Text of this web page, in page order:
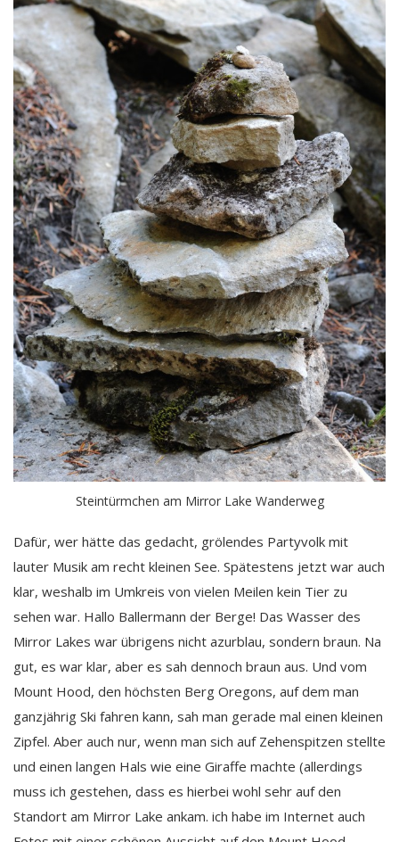
Steintürmchen am Mirror Lake Wanderweg
Dafür, wer hätte das gedacht, grölendes Partyvolk mit
lauter Musik am recht kleinen See. Spätestens jetzt war auch
klar, weshalb im Umkreis von vielen Meilen kein Tier zu
sehen war. Hallo Ballermann der Berge! Das Wasser des
Mirror Lakes war übrigens nicht azurblau, sondern braun. Na
gut, es war klar, aber es sah dennoch braun aus. Und vom
Mount Hood, den höchsten Berg Oregons, auf dem man
ganzjährig Ski fahren kann, sah man gerade mal einen kleinen
Zipfel. Aber auch nur, wenn man sich auf Zehenspitzen stellte
und einen langen Hals wie eine Giraffe machte (allerdings
muss ich gestehen, dass es hierbei wohl sehr auf den
Standort am Mirror Lake ankam. ich habe im Internet auch